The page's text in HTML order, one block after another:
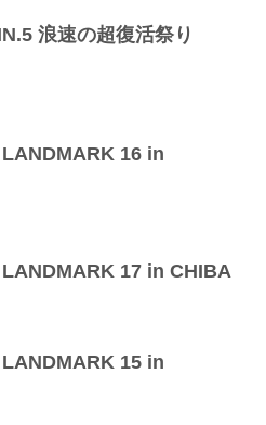
予定時間
〜21:00頃
浪速の超復活祭り
LANDMARK 16 in
LANDMARK 17 in CHIBA
LANDMARK 15 in